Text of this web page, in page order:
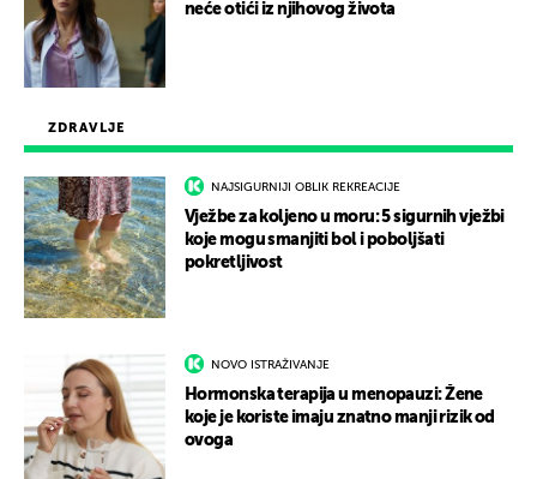
ZDRAVLJE
NAJSIGURNIJI OBLIK REKREACIJE
Vježbe za koljeno u moru: 5 sigurnih vježbi
koje mogu smanjiti bol i poboljšati
pokretljivost
NOVO ISTRAŽIVANJE
Hormonska terapija u menopauzi: Žene
koje je koriste imaju znatno manji rizik od
ovoga
neće otići iz njihovog života